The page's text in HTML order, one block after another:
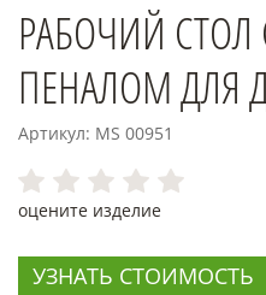
РАБОЧИЙ
ПЕНАЛОМ ДЛЯ
Артикул: MS 00951
оцените изделие
УЗНАТЬ СТОИМОСТЬ